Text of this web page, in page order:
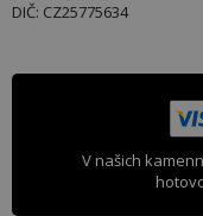
DIČ: CZ25775634
V našich